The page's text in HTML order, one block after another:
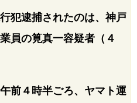
犯逮捕されたのは、神戸
員の筧真一容疑者（４
前４時半ごろ、ヤマト運